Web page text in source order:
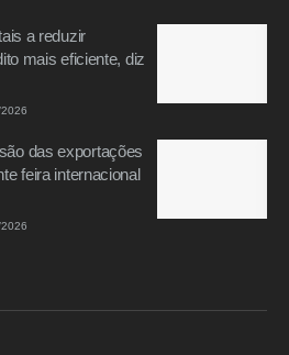
a reduzir
mais eficiente, diz
das exportações
feira internacional